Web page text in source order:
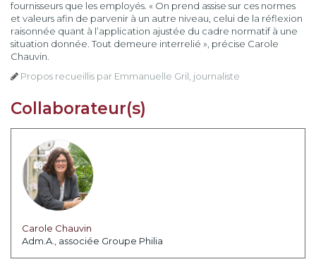
fournisseurs que les employés. « On prend assise sur ces normes
et valeurs afin de parvenir à un autre niveau, celui de la réflexion
raisonnée quant à l’application ajustée du cadre normatif à une
situation donnée. Tout demeure interrelié », précise Carole
Chauvin.
Propos recueillis par Emmanuelle Gril, journaliste
Collaborateur(s)
Carole Chauvin
Adm.A., associée Groupe Philia